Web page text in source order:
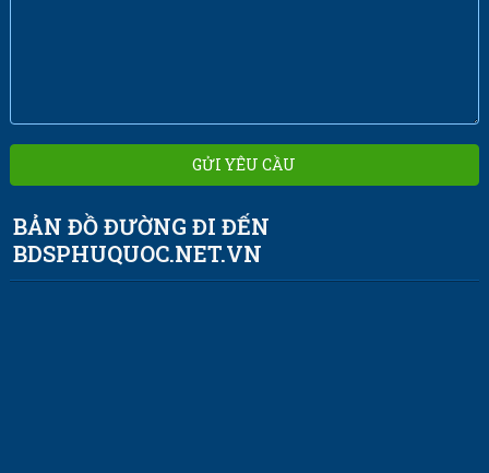
BẢN ĐỒ ĐƯỜNG ĐI ĐẾN
BDSPHUQUOC.NET.VN